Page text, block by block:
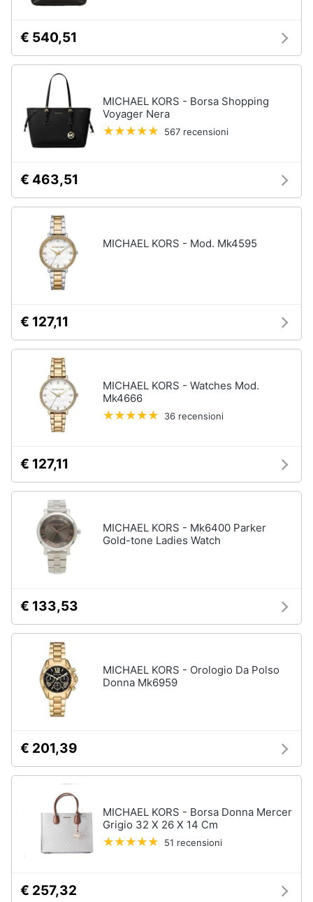
€ 540,51
MICHAEL KORS - Borsa Shopping
Voyager Nera
567 recensioni
€ 463,51
MICHAEL KORS - Mod. Mk4595
€ 127,11
MICHAEL KORS - Watches Mod.
Mk4666
36 recensioni
€ 127,11
MICHAEL KORS - Mk6400 Parker
Gold-tone Ladies Watch
€ 133,53
MICHAEL KORS - Orologio Da Polso
Donna Mk6959
€ 201,39
MICHAEL KORS - Borsa Donna Mercer
Grigio 32 X 26 X 14 Cm
51 recensioni
€ 257,32